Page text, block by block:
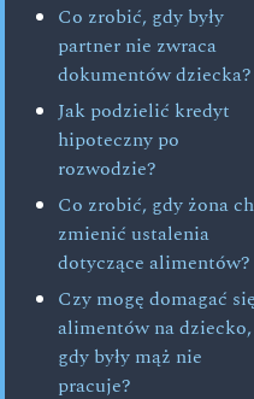
Co zrobić, gdy były
partner nie zwraca
dokumentów dziecka?
Jak podzielić kredyt
hipoteczny po
rozwodzie?
Co zrobić, gdy żona
zmienić ustalenia
dotyczące alimentów?
Czy mogę domagać się
alimentów na dziecko,
gdy były mąż nie
pracuje?